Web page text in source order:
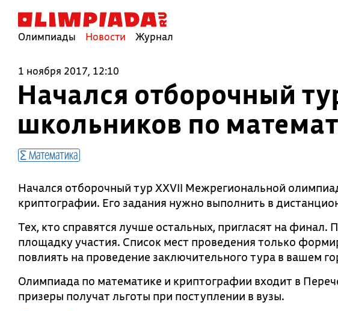
Олимпиады Новости Журнал
1 ноября 2017, 12:10
Начался отборочный
школьников по
Математика
Начался отборочный тур XXVII Межрегиональной
криптографии. Его задания нужно выполнить в
Тех, кто справятся лучше остальных, пригласят на
площадку участия. Список мест проведения только
повлиять на проведение заключительного тура в вашем
Олимпиада по математике и криптографии входит в
призеры получат льготы при поступлении в вузы.